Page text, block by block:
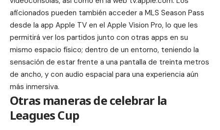
aficionados pueden también acceder a MLS Season Pass
desde la app Apple TV en el Apple Vision Pro, lo que les
permitirá ver los partidos junto con otras apps en su
mismo espacio físico; dentro de un entorno, teniendo la
sensación de estar frente a una pantalla de treinta metros
de ancho, y con audio espacial para una experiencia aún
más inmersiva.
Otras maneras de celebrar la
Leagues Cup